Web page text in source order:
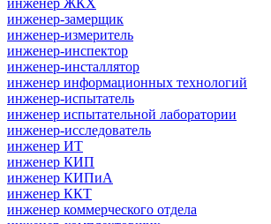
инженер-замерщик
инженер-измеритель
инженер-инспектор
инженер-инсталлятор
инженер информационных технологий
инженер-испытатель
инженер испытательной лаборатории
инженер-исследователь
инженер ИТ
инженер КИП
инженер КИПиА
инженер ККТ
инженер коммерческого отдела